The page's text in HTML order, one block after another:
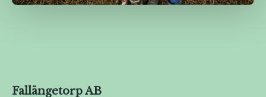
Fallängetorp AB